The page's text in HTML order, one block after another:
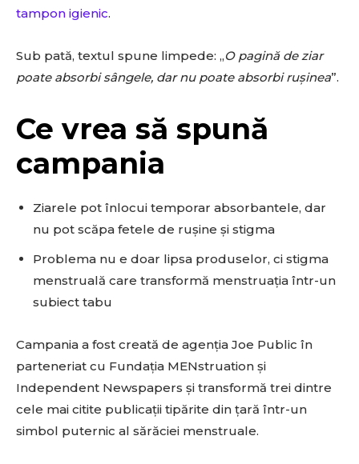
tampon igienic.
Sub pată, textul spune limpede: „O pagină de ziar
poate absorbi sângele, dar nu poate absorbi rușinea”.
Ce vrea să spună
campania
Ziarele pot înlocui temporar absorbantele, dar
nu pot scăpa fetele de rușine și stigma
Problema nu e doar lipsa produselor, ci stigma
menstruală care transformă menstruația într-un
subiect tabu
Campania a fost creată de agenția Joe Public în
parteneriat cu Fundația MENstruation și
Independent Newspapers și transformă trei dintre
cele mai citite publicații tipărite din țară într-un
simbol puternic al sărăciei menstruale.